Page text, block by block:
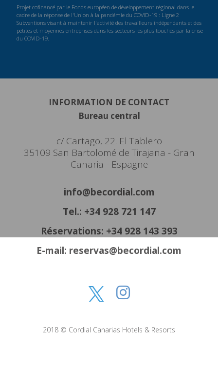
Projet cofinancé par le Fonds européen de développement régional dans le
cadre de la réponse de l'Union à la pandémie du COVID-19 : Ligne 2
Subventions visant à maintenir l'activité des travailleurs indépendants et des
petites et moyennes entreprises dans les secteurs les plus touchés par la crise
du COVID-19.
INFORMATION DE CONTACT
Bureau central
c/ Cartago, 22. El Tablero
35109 San Bartolomé de Tirajana - Gran
Canaria - Espagne
info@becordial.com
Tel.: +34 928 721 147
Réservations: +34 928 143 393
E-mail: reservas@becordial.com
2018 © Cordial Canarias Hotels & Resorts